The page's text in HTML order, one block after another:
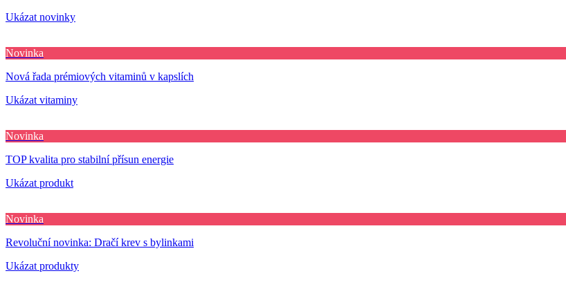
Ukázat novinky
Novinka
Nová řada prémiových vitaminů v kapslích
Ukázat vitaminy
Novinka
TOP kvalita pro stabilní přísun energie
Ukázat produkt
Novinka
Revoluční novinka: Dračí krev s bylinkami
Ukázat produkty